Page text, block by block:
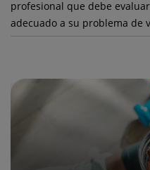
profesional que debe
adecuado a su problema de